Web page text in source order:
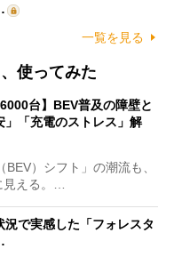
一覧を見る
使ってみた
台】BEV普及の障壁と
」「充電のストレス」解
）シフト」の潮流も、
える。…
況で実感した「フォレスタ